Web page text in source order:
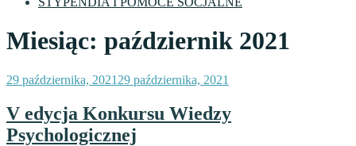
Miesiąc: październik 2021
Opublikowane
29 października, 2021 29 października, 2021
V edycja Konkursu Wiedzy
Psychologicznej